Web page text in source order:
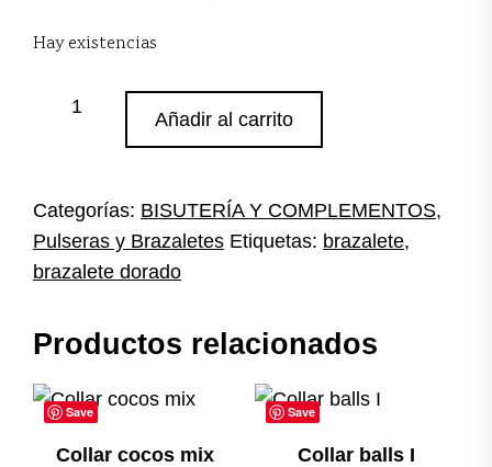
Hay existencias
Brazalete
Añadir al carrito
Categorías: BISUTERÍA Y COMPLEMENTOS,
Pulseras y Brazaletes Etiquetas: brazalete,
brazalete dorado
Productos relacionados
Save
Collar cocos mix
Save
Collar balls I